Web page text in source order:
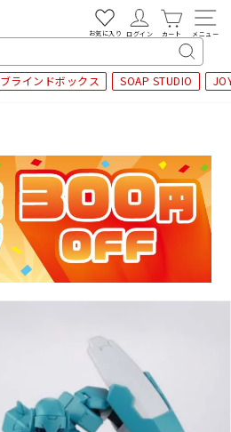
キ
ー
検
索
ブラインドボックス SOAP STUDIO
お気に入り ログイン カート メニュー